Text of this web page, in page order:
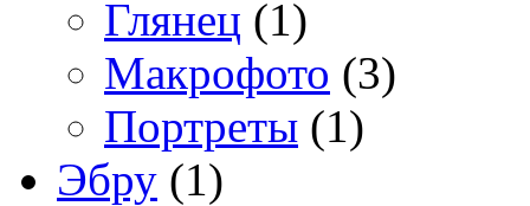
Глянец (1)
Макрофото (3)
Портреты (1)
Эбру (1)